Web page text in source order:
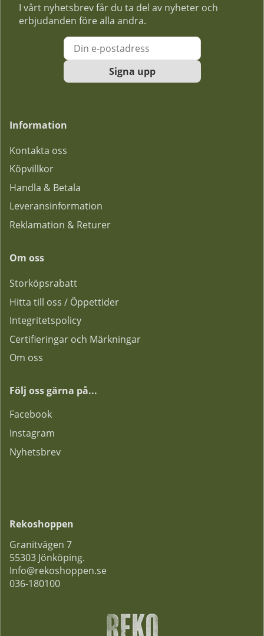
I vårt nyhetsbrev får du ta del av nyheter och
erbjudanden före alla andra.
Signa upp
Information
Kontakta oss
Köpvillkor
Handla & Betala
Leveransinformation
Reklamation & Returer
Om oss
Storköpsrabatt
Hitta till oss / Öppettider
Integritetspolicy
Certifieringar och Märkningar
Om oss
Följ oss gärna på...
Facebook
Instagram
Nyhetsbrev
Rekoshoppen
Granitvägen 7
55303 Jönköping.
Info@rekoshoppen.se
036-180100